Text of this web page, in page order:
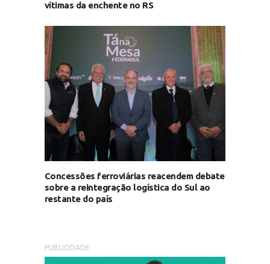
vítimas da enchente no RS
Concessões ferroviárias reacendem debate
sobre a reintegração logística do Sul ao
restante do país
PUBLICIDADE